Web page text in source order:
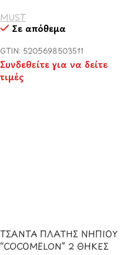
MUST
Σε απόθεμα
GTIN: 5205698503511
Συνδεθείτε για να δείτε
τιμές
ΤΣΑΝΤΑ ΠΛΑΤΗΣ ΝΗΠΙΟΥ
“COCOMELON” 2 ΘΗΚΕΣ